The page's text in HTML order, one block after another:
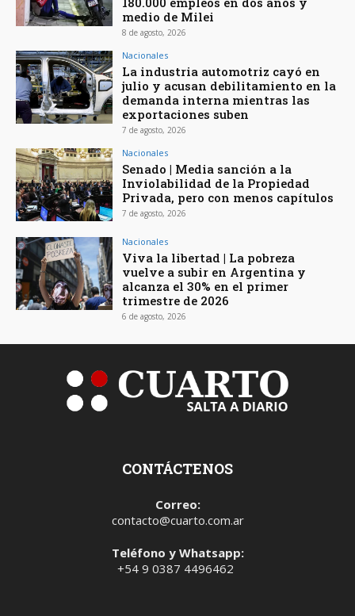
medio de Milei
8 de agosto, 2026
Nacionales
La industria automotriz cayó en
julio y acusan debilitamiento en la
demanda interna mientras las
exportaciones suben
7 de agosto, 2026
Nacionales
Senado | Media sanción a la
Inviolabilidad de la Propiedad
Privada, pero con menos capítulos
7 de agosto, 2026
Nacionales
Viva la libertad | La pobreza
vuelve a subir en Argentina y
alcanza el 30% en el primer
trimestre de 2026
6 de agosto, 2026
CONTÁCTENOS
Correo:
contacto@cuarto.com.ar
Teléfono y Whatsapp:
+54 9 0387 4496462